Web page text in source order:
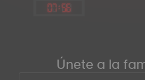
07:56
Únete a la